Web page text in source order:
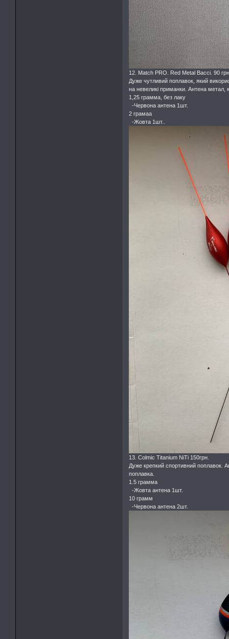
12. Match PRO. Red Metal Bacci. 90
Дуже чутливий поплавок, який
на невеликі приманки. Антена метал,
1,25 грамма, без лаку
-Червона антена 1шт.
2 грамаа
-Жовта 1шт..
13. Colmic Titanium NiTi 150грн.
Дуже крепкий спортивний поплавок.
поплавка.
1.5 грамма
-Жовта антена 1шт.
10 грамм
-Червона антена 2шт.